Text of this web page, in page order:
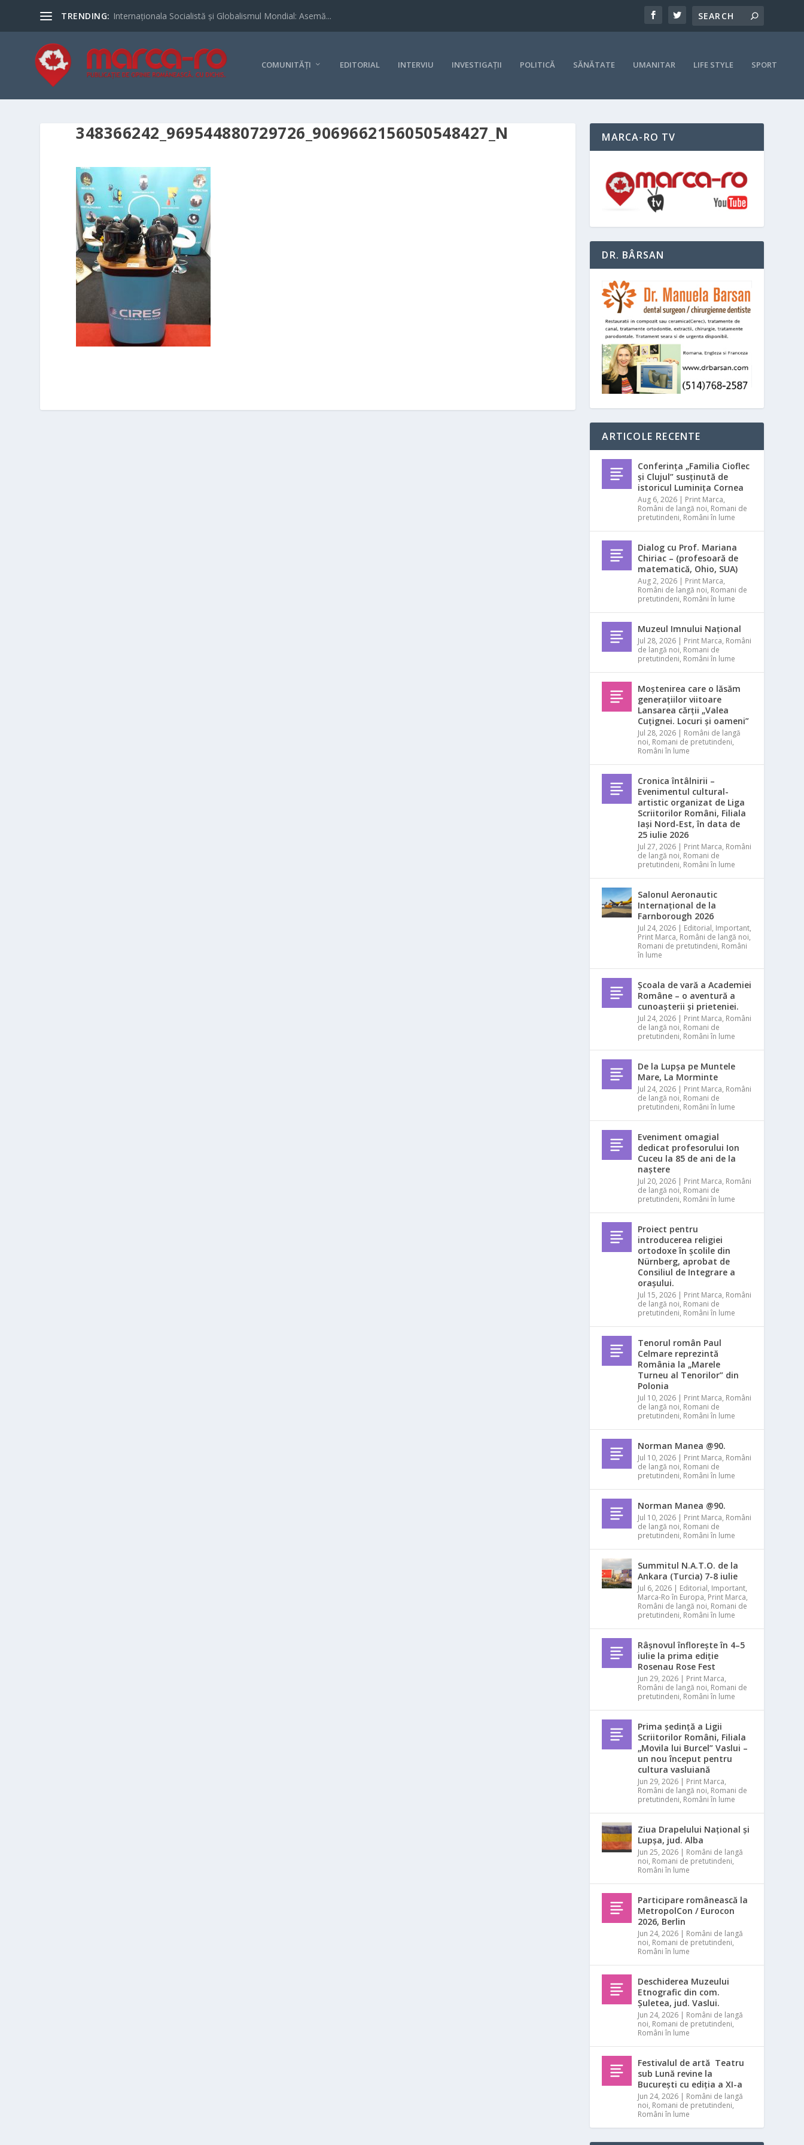
TRENDING: Internaționala Socialistă și Globalismul Mondial: Asemă...
COMUNITĂȚI EDITORIAL INTERVIU INVESTIGAȚII POLITICĂ SĂNĂTATE UMANITAR LIFE STYLE SPORT
348366242_969544880729726_9069662156050548427_N MARCA-RO TV
DR. BÂRSAN
ARTICOLE RECENTE
Conferința „Familia Cioflec
și Clujul” susținută de
istoricul Luminița Cornea
Aug 6, 2026 | Print Marca,
Români de langă noi, Romani de
pretutindeni, Români în lume
Dialog cu Prof. Mariana
Chiriac – (profesoară de
matematică, Ohio, SUA)
Aug 2, 2026 | Print Marca,
Români de langă noi, Romani de
pretutindeni, Români în lume
Muzeul Imnului Național
Jul 28, 2026 | Print Marca, Români
de langă noi, Romani de
pretutindeni, Români în lume
Moștenirea care o lăsăm
generațiilor viitoare
Lansarea cărții „Valea
Cuțignei. Locuri și oameni”
Jul 28, 2026 | Români de langă
noi, Romani de pretutindeni,
Români în lume
Cronica întâlnirii –
Evenimentul cultural-
artistic organizat de Liga
Scriitorilor Români, Filiala
Iași Nord-Est, în data de
25 iulie 2026
Jul 27, 2026 | Print Marca, Români
de langă noi, Romani de
pretutindeni, Români în lume
Salonul Aeronautic
Internațional de la
Farnborough 2026
Jul 24, 2026 | Editorial, Important,
Print Marca, Români de langă noi,
Romani de pretutindeni, Români
în lume
Școala de vară a Academiei
Române – o aventură a
cunoașterii și prieteniei.
Jul 24, 2026 | Print Marca, Români
de langă noi, Romani de
pretutindeni, Români în lume
De la Lupșa pe Muntele
Mare, La Morminte
Jul 24, 2026 | Print Marca, Români
de langă noi, Romani de
pretutindeni, Români în lume
Eveniment omagial
dedicat profesorului Ion
Cuceu la 85 de ani de la
naștere
Jul 20, 2026 | Print Marca, Români
de langă noi, Romani de
pretutindeni, Români în lume
Proiect pentru
introducerea religiei
ortodoxe în școlile din
Nürnberg, aprobat de
Consiliul de Integrare a
orașului.
Jul 15, 2026 | Print Marca, Români
de langă noi, Romani de
pretutindeni, Români în lume
Tenorul român Paul
Celmare reprezintă
România la „Marele
Turneu al Tenorilor” din
Polonia
Jul 10, 2026 | Print Marca, Români
de langă noi, Romani de
pretutindeni, Români în lume
Norman Manea @90.
Jul 10, 2026 | Print Marca, Români
de langă noi, Romani de
pretutindeni, Români în lume
Norman Manea @90.
Jul 10, 2026 | Print Marca, Români
de langă noi, Romani de
pretutindeni, Români în lume
Summitul N.A.T.O. de la
Ankara (Turcia) 7-8 iulie
Jul 6, 2026 | Editorial, Important,
Marca-Ro în Europa, Print Marca,
Români de langă noi, Romani de
pretutindeni, Români în lume
Râșnovul înflorește în 4–5
iulie la prima ediție
Rosenau Rose Fest
Jun 29, 2026 | Print Marca,
Români de langă noi, Romani de
pretutindeni, Români în lume
Prima ședință a Ligii
Scriitorilor Români, Filiala
„Movila lui Burcel” Vaslui –
un nou început pentru
cultura vasluiană
Jun 29, 2026 | Print Marca,
Români de langă noi, Romani de
pretutindeni, Români în lume
Ziua Drapelului Național și
Lupșa, jud. Alba
Jun 25, 2026 | Români de langă
noi, Romani de pretutindeni,
Români în lume
Participare românească la
MetropolCon / Eurocon
2026, Berlin
Jun 24, 2026 | Români de langă
noi, Romani de pretutindeni,
Români în lume
Deschiderea Muzeului
Etnografic din com.
Șuletea, jud. Vaslui.
Jun 24, 2026 | Români de langă
noi, Romani de pretutindeni,
Români în lume
Festivalul de artă Teatru
sub Lună revine la
București cu ediția a XI-a
Jun 24, 2026 | Români de langă
noi, Romani de pretutindeni,
Români în lume